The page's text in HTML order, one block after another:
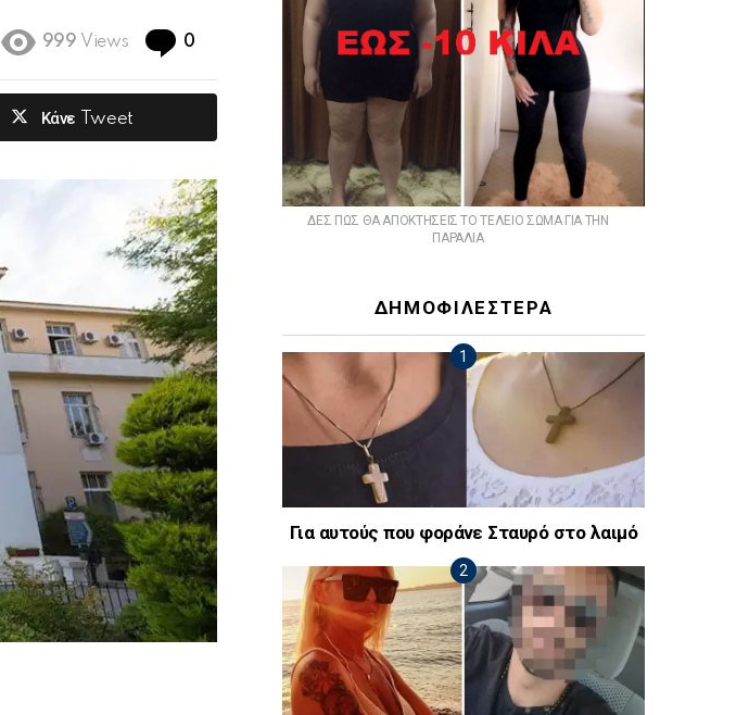
999 Views 0
Κάνε Tweet
ΔΕΣ ΠΩΣ ΘΑ ΑΠΟΚΤΗΣΕΙΣ ΤΟ ΤΕΛΕΙΟ ΣΩΜΑ ΓΙΑ ΤΗΝ
ΠΑΡΑΛΙΑ
ΔΗΜΟΦΙΛΕΣΤΕΡΑ
Για αυτούς που φοράνε Σταυρό στο λαιμό